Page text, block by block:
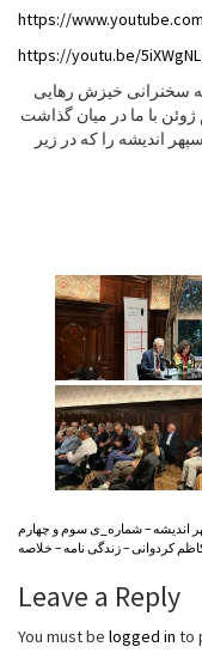
https://
https://youtu.be/
سخنرانی خیزش رهایی
ژوئن با ما در میان گذاشت
اندیشه را که در زیر
اندیشه – شماره_ی سوم و چهارم
Leave a Reply
You must be logged in to